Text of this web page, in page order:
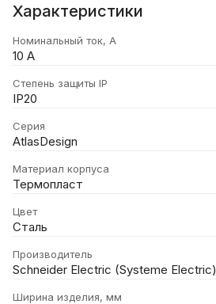
Характеристики
Номинальный ток, А
10 А
Степень защиты IP
IP20
Серия
AtlasDesign
Материал корпуса
Термопласт
Цвет
Сталь
Производитель
Schneider Electric (Systeme Electric)
Ширина изделия, мм